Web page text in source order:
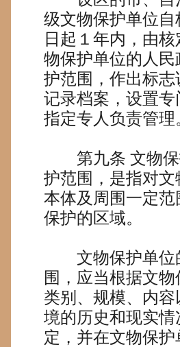
级文物保护单位自
日起１年内，由
物保护单位的人民
护范围，作出标志
记录档案，设置专
指定专人负责管理
第九条 文物
护范围，是指对文
本体及周围一定范
保护的区域。
文物保护单位
围，应当根据文
类别、规模、内
境的历史和现实情
定，并在文物保护